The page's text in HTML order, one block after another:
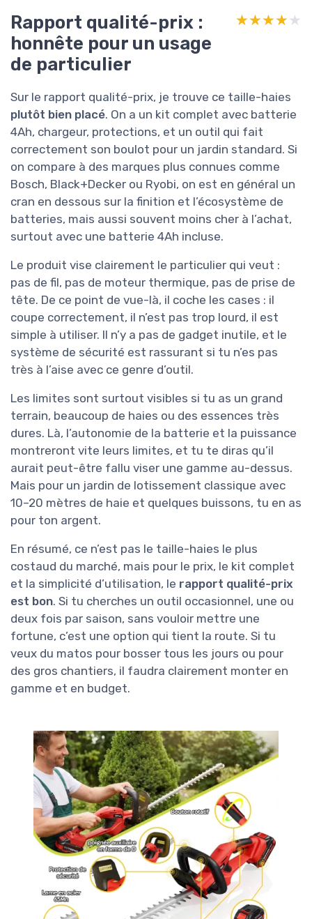
Rapport qualité-prix :
honnête pour un usage
de particulier
★★★★★
★★★★★
Sur le rapport qualité-prix, je trouve ce taille-haies
plutôt bien placé. On a un kit complet avec batterie
4Ah, chargeur, protections, et un outil qui fait
correctement son boulot pour un jardin standard. Si
on compare à des marques plus connues comme
Bosch, Black+Decker ou Ryobi, on est en général un
cran en dessous sur la finition et l’écosystème de
batteries, mais aussi souvent moins cher à l’achat,
surtout avec une batterie 4Ah incluse.
Le produit vise clairement le particulier qui veut :
pas de fil, pas de moteur thermique, pas de prise de
tête. De ce point de vue-là, il coche les cases : il
coupe correctement, il n’est pas trop lourd, il est
simple à utiliser. Il n’y a pas de gadget inutile, et le
système de sécurité est rassurant si tu n’es pas
très à l’aise avec ce genre d’outil.
Les limites sont surtout visibles si tu as un grand
terrain, beaucoup de haies ou des essences très
dures. Là, l’autonomie de la batterie et la puissance
montreront vite leurs limites, et tu te diras qu’il
aurait peut-être fallu viser une gamme au-dessus.
Mais pour un jardin de lotissement classique avec
10–20 mètres de haie et quelques buissons, tu en as
pour ton argent.
En résumé, ce n’est pas le taille-haies le plus
costaud du marché, mais pour le prix, le kit complet
et la simplicité d’utilisation, le rapport qualité-prix
est bon. Si tu cherches un outil occasionnel, une ou
deux fois par saison, sans vouloir mettre une
fortune, c’est une option qui tient la route. Si tu
veux du matos pour bosser tous les jours ou pour
des gros chantiers, il faudra clairement monter en
gamme et en budget.